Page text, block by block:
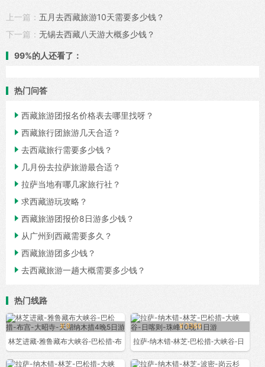
上一篇： 五月去西藏旅游10天需要多少钱？
下一篇： 无锡去西藏八天游大概多少钱？
99%的人还看了：
热门问答
 西藏旅游团报名价格表去哪里找呀？
 西藏旅行团旅游几天合适？
 去西蔵旅行需要多少钱？
 几月份去拉萨旅游最合适？
 拉萨当地有哪几家旅行社？
 求西藏游玩攻略？
 西藏旅游团报价8日游多少钱？
 从广州到西藏需要多久？
 西藏旅游团多少钱？
 去西藏旅游一趟大概需要多少钱？
热门线路
¥ 0
林芝进藏-雅鲁藏布大峡谷-巴松措-布
¥ 3360
拉萨-纳木错-林芝-巴松措-大峡谷-日